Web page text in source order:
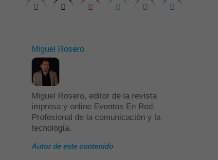
Miguel Rosero
Miguel Rosero, editor de la revista
impresa y online Eventos En Red.
Profesional de la comunicación y la
tecnología.
Autor de este contenido